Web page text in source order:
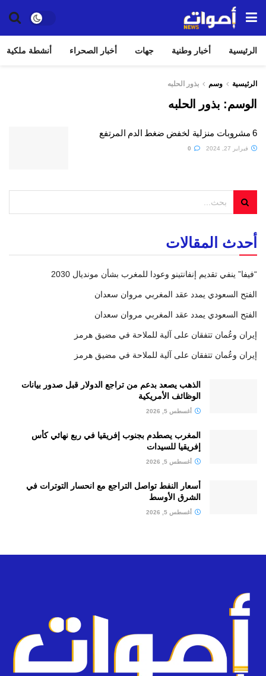
الرئيسية أخبار وطنية جهات أخبار الصحراء أنشطة ملكية
الرئيسية وسم بذور الحلبه
الوسم: بذور الحلبه
6 مشروبات منزلية لخفض ضغط الدم المرتفع
فبراير 27, 2024
أحدث المقالات
“فيفا” ينفي تقديم إنفانتينو وعودا للمغرب بشأن مونديال 2030
الفتح السعودي يمدد عقد المغربي مروان سعدان
الفتح السعودي يمدد عقد المغربي مروان سعدان
إيران وعُمان تتفقان على آلية للملاحة في مضيق هرمز
إيران وعُمان تتفقان على آلية للملاحة في مضيق هرمز
الذهب يصعد بدعم من تراجع الدولار قبل صدور بيانات
الوظائف الأمريكية
أغسطس 5, 2026
المغرب يصطدم بجنوب إفريقيا في ربع نهائي كأس
إفريقيا للسيدات
أغسطس 5, 2026
أسعار النفط تواصل التراجع مع انحسار التوترات في
الشرق الأوسط
أغسطس 5, 2026